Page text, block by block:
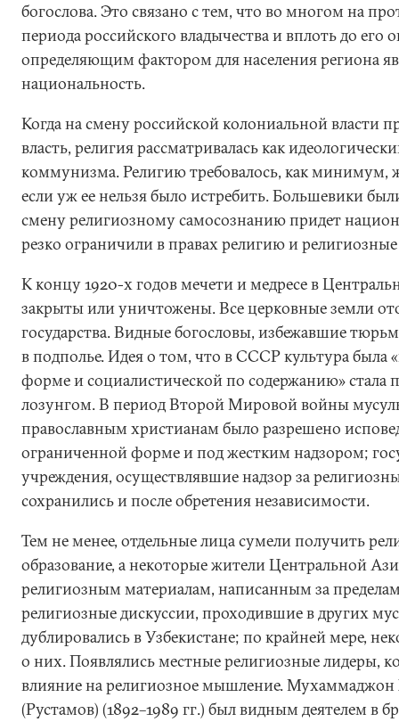
богослова. Это связано с тем, что во многом на
периода российского владычества и вплоть до его
определяющим фактором для населения региона
национальность.
Когда на смену российской колониальной власти
власть, религия рассматривалась как
коммунизма. Религию требовалось, как минимум,
если уж ее нельзя было истребить. Большевики
смену религиозному самосознанию придет
резко ограничили в правах религию и
К концу 1920-х годов мечети и медресе в
закрыты или уничтожены. Все церковные земли
государства. Видные богословы, избежавшие
в подполье. Идея о том, что в СССР культура была
форме и социалистической по содержанию» стала
лозунгом. В период Второй Мировой войны
православным христианам было разрешено
ограниченной форме и под жестким надзором;
учреждения, осуществлявшие надзор за
сохранились и после обретения независимости.
Тем не менее, отдельные лица сумели получить
образование, а некоторые жители Центральной
религиозным материалам, написанным за
религиозные дискуссии, проходившие в других
дублировались в Узбекистане; по крайней мере,
о них. Появлялись местные религиозные лидеры,
влияние на религиозное мышление. Мухаммаджон
(Рустамов) (1892–1989 гг.) был видным деятелем в